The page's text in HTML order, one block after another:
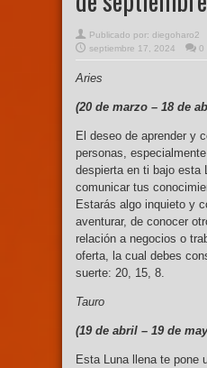
Publicado por: diegoharo2
septiembre 17, 2024
0
Aries
(20 de marzo – 18 de
El deseo de aprender y
personas,
despierta en ti bajo esta
comunicar tus
Estarás algo inquieto y
aventurar, de conocer
relación a negocios o
oferta, la cual debes
suerte: 20, 15, 8.
Tauro
(19 de abril – 19de
Esta Luna llena te pone